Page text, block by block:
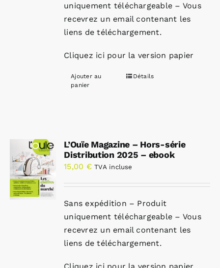
uniquement téléchargeable – Vous
recevrez un email contenant les
liens de téléchargement.
Cliquez ici pour la version papier
Ajouter au
panier
Détails
L’Ouïe Magazine – Hors-série
Distribution 2025 – ebook
15,00 € TVA incluse
Sans expédition – Produit
uniquement téléchargeable – Vous
recevrez un email contenant les
liens de téléchargement.